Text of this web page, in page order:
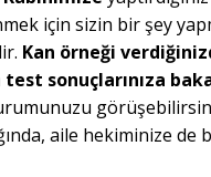
için sizin bir şey
Kan örneği
sonuçlarınıza
aile hekiminize de